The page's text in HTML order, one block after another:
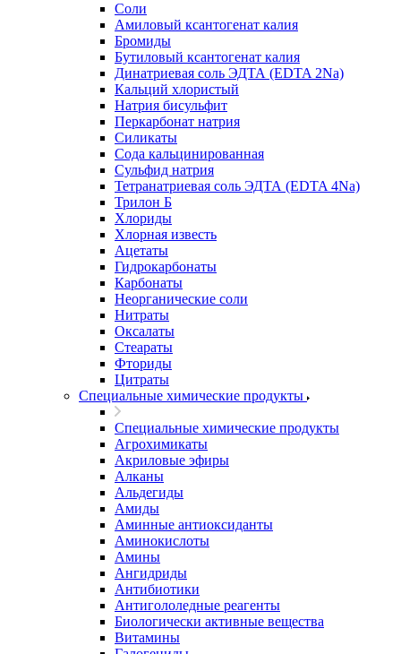
Соли
Амиловый ксантогенат калия
Бромиды
Бутиловый ксантогенат калия
Динатриевая соль ЭДТА (EDTA 2Na)
Кальций хлористый
Натрия бисульфит
Перкарбонат натрия
Силикаты
Сода кальцинированная
Сульфид натрия
Тетранатриевая соль ЭДТА (EDTA 4Na)
Трилон Б
Хлориды
Хлорная известь
Ацетаты
Гидрокарбонаты
Карбонаты
Неорганические соли
Нитраты
Оксалаты
Стеараты
Фториды
Цитраты
Специальные химические продукты
Специальные химические продукты
Агрохимикаты
Акриловые эфиры
Алканы
Альдегиды
Амиды
Аминные антиоксиданты
Аминокислоты
Амины
Ангидриды
Антибиотики
Антигололедные реагенты
Биологически активные вещества
Витамины